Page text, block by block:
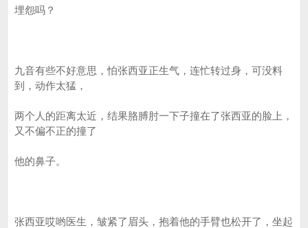
埋怨吗？
九音有些不好意思，怕张西亚正生气，连忙转过身，可没料
到，动作太猛，
两个人的距离太近，结果胳膊肘一下子撞在了张西亚的脸上，
又不偏不正的撞了
他的鼻子。
张西亚哎哟医生，皱紧了眉头，抱着他的手臂也松开了，坐起